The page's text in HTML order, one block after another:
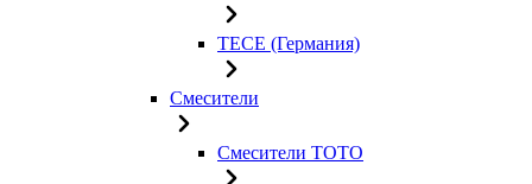
TECE (Германия)
Смесители
Смесители TOTO